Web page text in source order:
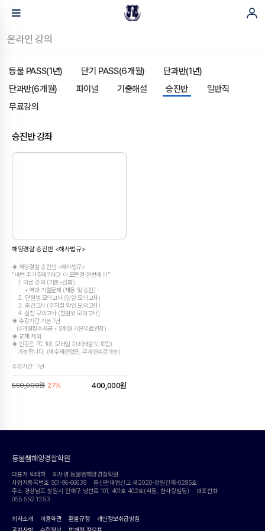
온라인 강의
등불 PASS(1년) 단기 PASS(6개월)
단과반(1년)
단과반(6개월)
파이널 기출해설 승진반
일반직
무료강의
승진반 강좌
해양경찰 승진반 <해사법규>
◈ 해양경찰 승진반 <해사법규>
"매번 추가결제? NO! 이 모든걸 한번에 !!!"
1. 이론 강의 (기본+심화)
+ 역대 기출문제 (채용 및 승진)
2. 단원별 모의고사 (일일 모의고사)
3. 중간고사 (주차별 확인 모의고사)
4. 실전 모의고사 (전범위 모의고사)
◈ 수강기간 기본 1년
(4개월필수제공 + 8개월 기본무료연장)
◈ 교재 제외
◈ 인강은 PC 1대, 모바일 2대(태블릿 포함)
가능합니다. (배수제한없음, 무제한수강가능)
수강기간 : 1년
550,000원 27% 400,000원
등불쌤해양경찰학원
대표자 박태하
회사명 등불쌤해양경찰학원
사업자등록번호 501-96-66639
통신판매업신고 제2020-창원진해-0285호
주소 경상남도 창원시 진해구 냉천로 101, 401호 402호(석동, 한사랑빌딩)
대표전화
055.552.1253
회사소개 이용약관 환불규정
개인정보취급방침